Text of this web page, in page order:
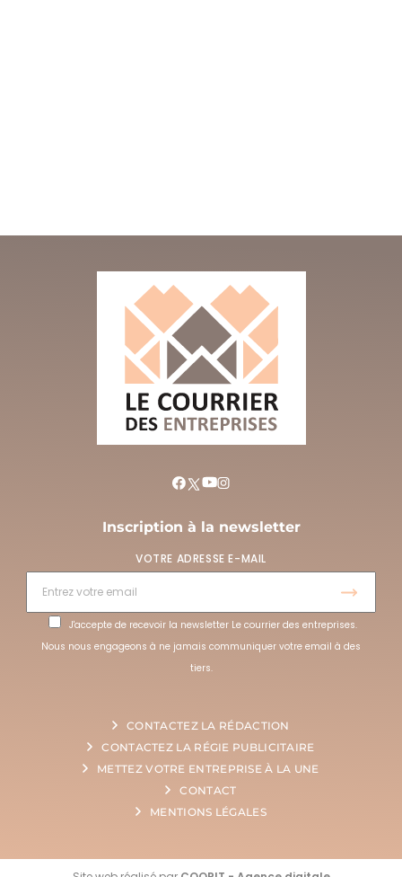
Inscription à la newsletter
VOTRE ADRESSE E-MAIL
J'accepte de recevoir la newsletter Le courrier des entreprises.
Nous nous engageons à ne jamais communiquer votre email à des
tiers.
CONTACTEZ LA RÉDACTION
CONTACTEZ LA RÉGIE PUBLICITAIRE
METTEZ VOTRE ENTREPRISE À LA UNE
CONTACT
MENTIONS LÉGALES